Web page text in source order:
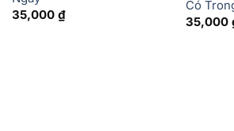
35,000 ₫
Có
35,000